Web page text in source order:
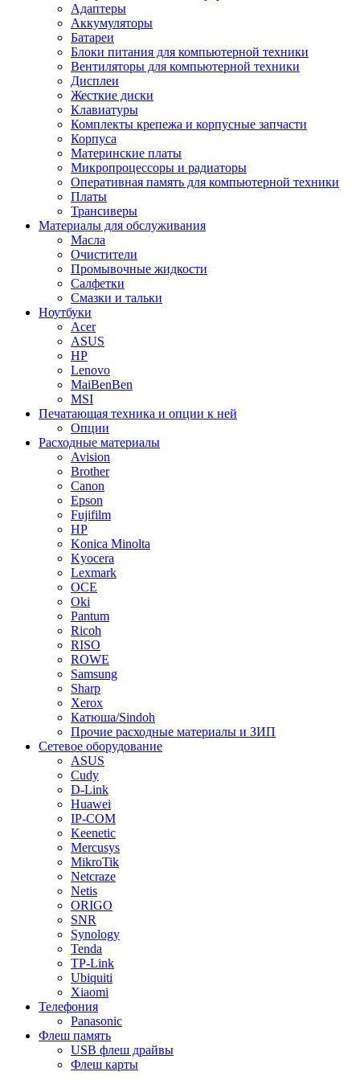
Адаптеры
Аккумуляторы
Батареи
Блоки питания для компьютерной техники
Вентиляторы для компьютерной техники
Дисплеи
Жесткие диски
Клавиатуры
Комплекты крепежа и корпусные запчасти
Корпуса
Материнские платы
Микропроцессоры и радиаторы
Оперативная память для компьютерной техники
Платы
Трансиверы
Материалы для обслуживания
Масла
Очистители
Промывочные жидкости
Салфетки
Смазки и тальки
Ноутбуки
Acer
ASUS
HP
Lenovo
MaiBenBen
MSI
Печатающая техника и опции к ней
Опции
Расходные материалы
Avision
Brother
Canon
Epson
Fujifilm
HP
Konica Minolta
Kyocera
Lexmark
OCE
Oki
Pantum
Ricoh
RISO
ROWE
Samsung
Sharp
Xerox
Катюша/Sindoh
Прочие расходные материалы и ЗИП
Сетевое оборудование
ASUS
Cudy
D-Link
Huawei
IP-COM
Keenetic
Mercusys
MikroTik
Netcraze
Netis
ORIGO
SNR
Synology
Tenda
TP-Link
Ubiquiti
Xiaomi
Телефония
Panasonic
Флеш память
USB флеш драйвы
Флеш карты